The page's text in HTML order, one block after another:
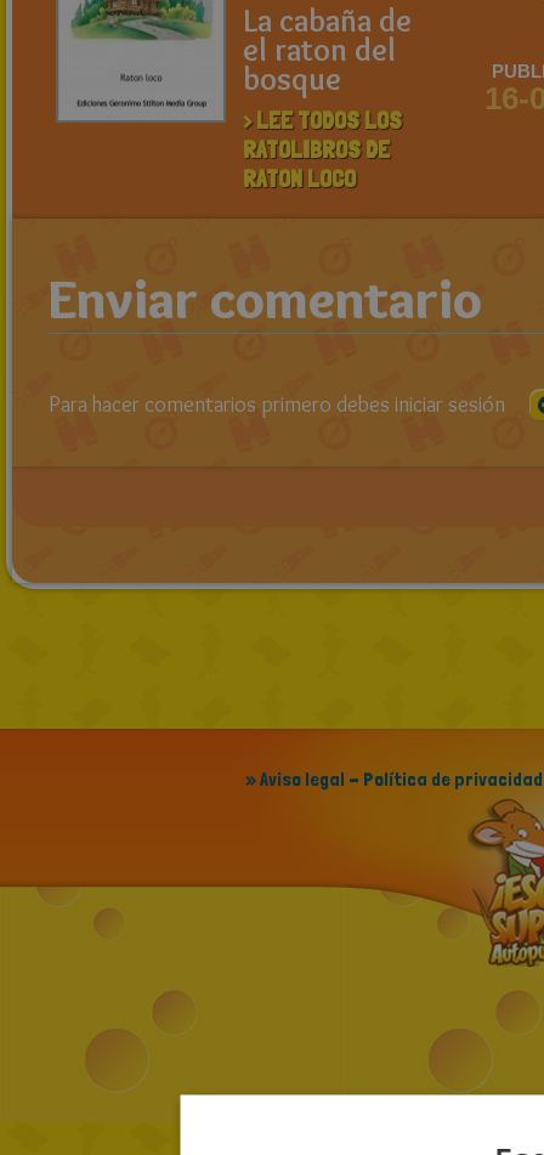
La cabaña de
el raton del
bosque
> LEE TODOS LOS
RATOLIBROS DE
RATON LOCO
16-
Enviar comentario
Para hacer comentarios primero debes iniciar sesión
» Aviso legal - Política de privacidad